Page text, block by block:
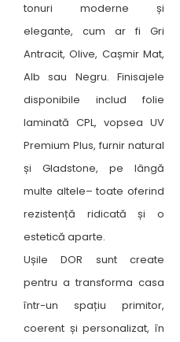
tonuri moderne și
elegante, cum ar fi Gri
Antracit, Olive, Cașmir Mat,
Alb sau Negru. Finisajele
disponibile includ folie
laminată CPL, vopsea UV
Premium Plus, furnir natural
și Gladstone, pe lângă
multe altele– toate oferind
rezistență ridicată și o
estetică aparte.
Ușile DOR sunt create
pentru a transforma casa
într-un spațiu primitor,
coerent și personalizat, în